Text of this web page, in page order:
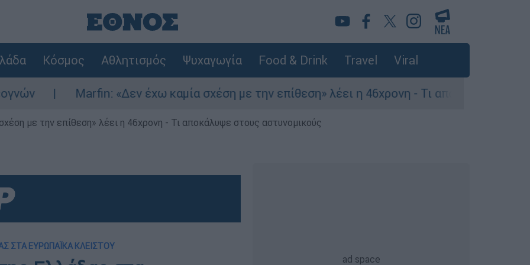
Κόσμος Αθλητισμός Ψυχαγωγία Food & Drink Travel Viral
Marfin: «Δεν έχω καμία σχέση με την επίθεση» λέει η 46χρονη - Τι αποκάλυψε στους
με την επίθεση» λέει η 46χρονη - Τι αποκάλυψε στους αστυνομικούς
ΣΤΑ ΕΥΡΩΠΑΪΚΑ ΚΛΕΙΣΤΟΥ